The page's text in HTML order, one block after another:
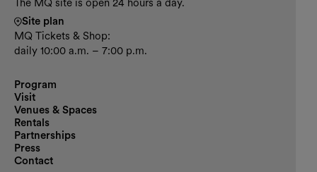
The MQ site is open 24 hours a day.
Site plan
MQ Tickets & Shop:
daily 10:00 a.m. – 7:00 p.m.
Program
Visit
Venues & Spaces
Rentals
Partnerships
Press
Contact